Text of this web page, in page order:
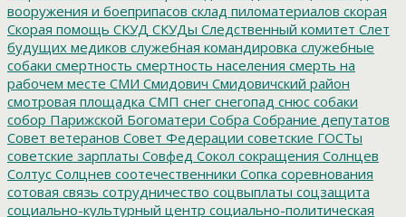
вооружения и боеприпасов склад пиломатериалов скорая
Скорая помощь СКУД СКУДы Следственный комитет Слет
будущих медиков служебная командировка служебные
собаки смертность смертность населения смерть на
рабочем месте СМИ Смидович Смидовичский район
смотровая площадка СМП снег снегопад снюс собаки
собор Парижской Богоматери Собра Собрание депутатов
Совет ветеранов Совет Федерации советские ГОСТы
советские зарплаты Совфед Сокол сокращения Солнцев
Солтус Солцнев соотечественники Сопка соревнования
сотовая связь сотрудничество соцвыплаты соцзащита
социально-культурный центр социально-политическая